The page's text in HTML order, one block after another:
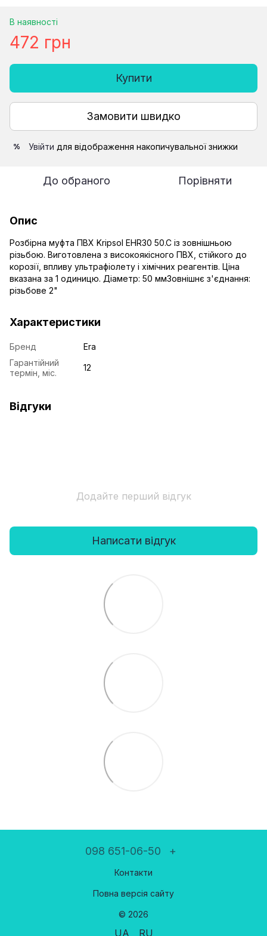
В наявності
472 грн
Купити
Замовити швидко
% Увійти для відображення накопичувальної знижки
До обраного Порівняти
Опис
Розбірна муфта ПВХ Kripsol EHR30 50.C із зовнішньою
різьбою. Виготовлена з високоякісного ПВХ, стійкого до
корозії, впливу ультрафіолету і хімічних реагентів. Ціна
вказана за 1 одиницю. Діаметр: 50 ммЗовнішнє з'єднання:
різьбове 2"
Характеристики
Бренд
Era
Гарантійний
термін, міс.
12
Відгуки
Додайте перший відгук
Написати відгук
098 651-06-50 +
Контакти
Повна версія сайту
© 2026
UA RU